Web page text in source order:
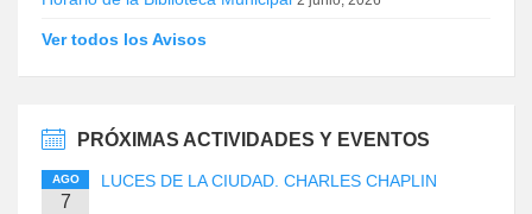
Ver todos los Avisos
PRÓXIMAS ACTIVIDADES Y EVENTOS
AGO
7
LUCES DE LA CIUDAD. CHARLES CHAPLIN